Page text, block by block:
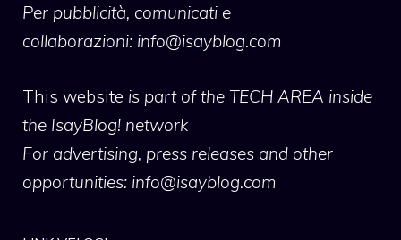
Per pubblicità, comunicati e
collaborazioni: info@isayblog.com
This website is part of the TECH AREA inside
the IsayBlog! network
For advertising, press releases and other
opportunities: info@isayblog.com